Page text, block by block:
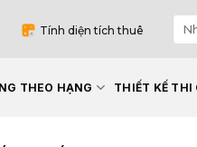
Tính diện tích thuê
THEO HẠNG THIẾT KẾ THI